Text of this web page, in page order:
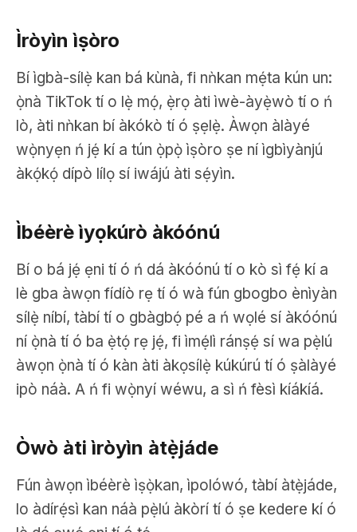
Ìròyìn ìṣòro
Bí ìgbà-sílẹ̀ kan bá kùnà, fi nǹkan mẹ́ta kún un:
ọ̀nà TikTok tí o lẹ̀ mọ́, ẹ̀rọ àti ìwè-àyẹ̀wò tí o ń
lò, àti nǹkan bí àkókò tí ó ṣẹlẹ̀. Àwọn àlàyé
wọ̀nyẹn ń jẹ́ kí a tún ọ̀pọ̀ ìṣòro ṣe ní ìgbìyànjú
àkọ́kọ́ dípò lílọ sí iwájú àti sẹ́yìn.
Ìbéèrè ìyọkúrò àkóónú
Bí o bá jẹ́ ẹni tí ó ń dá àkóónú tí o kò sì fẹ́ kí a
lè gba àwọn fídíò rẹ tí ó wà fún gbogbo ènìyàn
sílẹ̀ níbí, tàbí tí o gbàgbọ́ pé a ń wọlé sí àkóónú
ní ọ̀nà tí ó ba ẹ̀tọ́ rẹ jẹ́, fi ìmẹ́lì ránṣẹ́ sí wa pẹ̀lú
àwọn ọ̀nà tí ó kàn àti àkọsílẹ̀ kúkúrú tí ó ṣàlàyé
ipò náà. A ń fi wọ̀nyí wéwu, a sì ń fèsì kíákíá.
Òwò àti ìròyìn àtẹ̀jáde
Fún àwọn ìbéèrè ìṣọ̀kan, ìpolówó, tàbí àtẹ̀jáde,
lo àdírẹ́sì kan náà pẹ̀lú àkòrí tí ó ṣe kedere kí ó